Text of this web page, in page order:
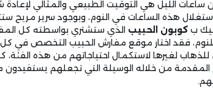
ساعات الليل هي التوقيت الطبيعي والمثالي
هذه الساعات في النوم، وبوجود سرير مريح
ب كوبون الحبيب الذي ستشتري بواسطته كل
فقد اختار موقع مفارش الحبيب التخصص في كل
للذهاب لغيرها لاستكمال احتياجاتهم من هذه
المقدمة من خلاله الوسيلة التي تجعلهم